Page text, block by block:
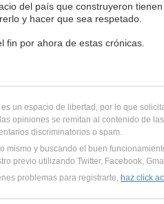
del país que construyeron
y hacer que sea respetado.
fin por ahora de estas crónicas.
es un espacio de libertad, por lo que
opiniones se remitan al contenido de
discriminatorios o spam.
mismo y buscando el buen
previo utilizando Twitter, Facebook,
problemas para registrarte, haz click